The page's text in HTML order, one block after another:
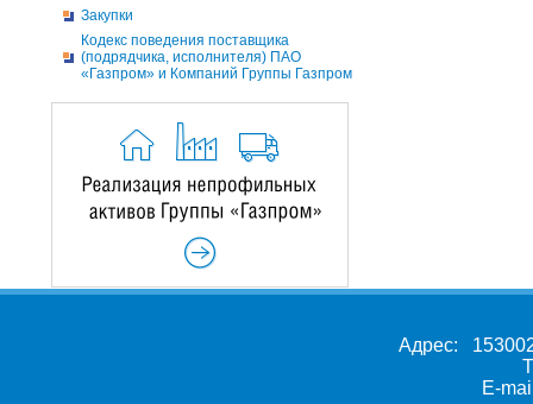
Закупки
Кодекс поведения поставщика
(подрядчика, исполнителя) ПАО
«Газпром» и Компаний Группы Газпром
Адрес:
E-